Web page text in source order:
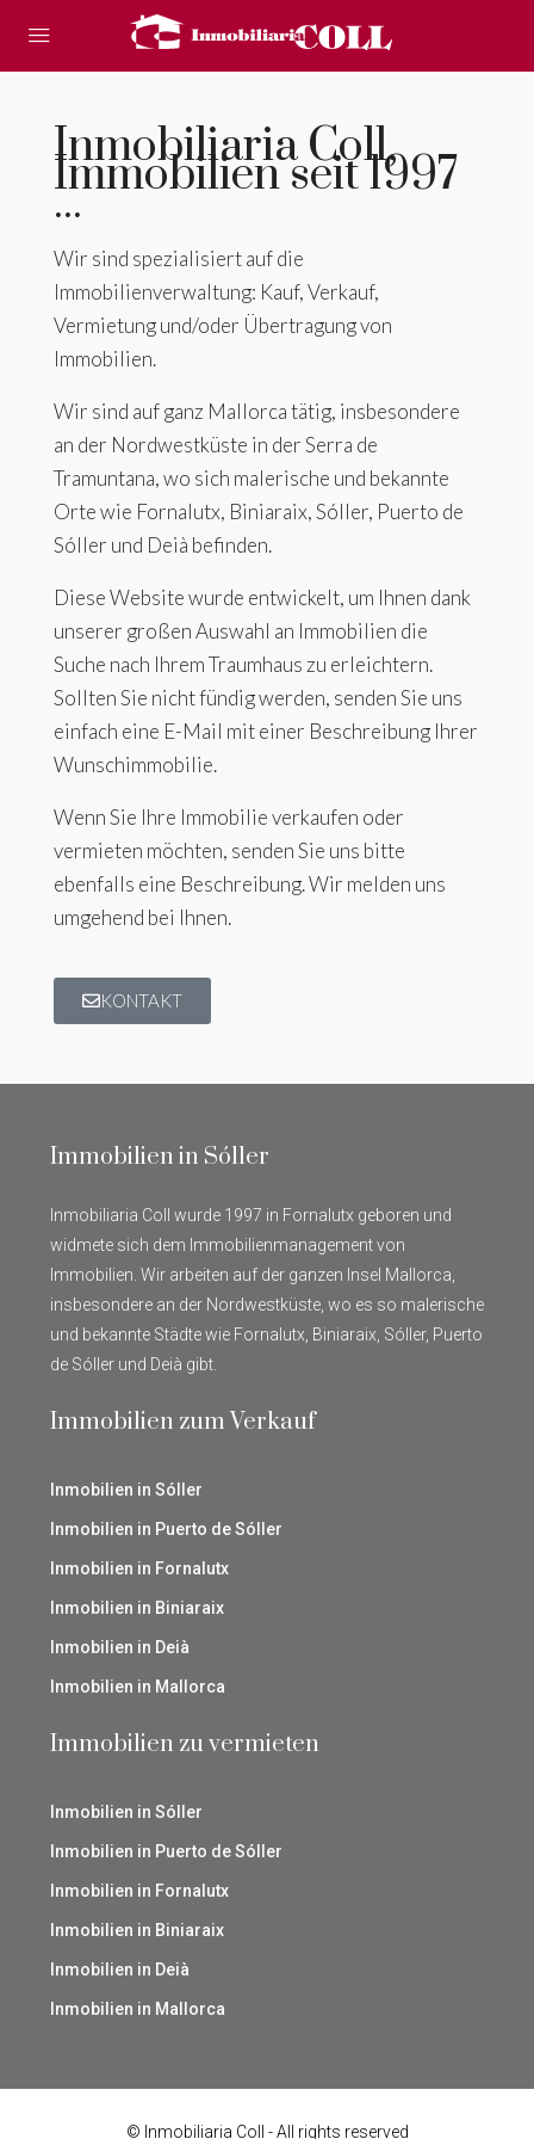
Inmobiliaria Coll,
Immobilien seit 1997
...
Wir sind spezialisiert auf die
Immobilienverwaltung: Kauf, Verkauf,
Vermietung und/oder Übertragung von
Immobilien.
Wir sind auf ganz Mallorca tätig, insbesondere
an der Nordwestküste in der Serra de
Tramuntana, wo sich malerische und bekannte
Orte wie Fornalutx, Biniaraix, Sóller, Puerto de
Sóller und Deià befinden.
Diese Website wurde entwickelt, um Ihnen dank
unserer großen Auswahl an Immobilien die
Suche nach Ihrem Traumhaus zu erleichtern.
Sollten Sie nicht fündig werden, senden Sie uns
einfach eine E-Mail mit einer Beschreibung Ihrer
Wunschimmobilie.
Wenn Sie Ihre Immobilie verkaufen oder
vermieten möchten, senden Sie uns bitte
ebenfalls eine Beschreibung. Wir melden uns
umgehend bei Ihnen.
KONTAKT
Immobilien in Sóller
Inmobiliaria Coll wurde 1997 in Fornalutx geboren und
widmete sich dem Immobilienmanagement von
Immobilien. Wir arbeiten auf der ganzen Insel Mallorca,
insbesondere an der Nordwestküste, wo es so malerische
und bekannte Städte wie Fornalutx, Biniaraix, Sóller, Puerto
de Sóller und Deià gibt.
Immobilien zum Verkauf
Inmobilien in Sóller
Inmobilien in Puerto de Sóller
Inmobilien in Fornalutx
Inmobilien in Biniaraix
Inmobilien in Deià
Inmobilien in Mallorca
Immobilien zu vermieten
Inmobilien in Sóller
Inmobilien in Puerto de Sóller
Inmobilien in Fornalutx
Inmobilien in Biniaraix
Inmobilien in Deià
Inmobilien in Mallorca
© Inmobiliaria Coll - All rights reserved